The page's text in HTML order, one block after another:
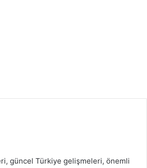
güncel Türkiye gelişmeleri, önemli